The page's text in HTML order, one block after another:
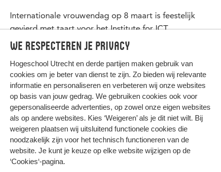
We respecteren je privacy
Hogeschool Utrecht en derde partijen maken gebruik van
cookies om je beter van dienst te zijn. Zo bieden wij relevante
informatie en personaliseren en verbeteren wij onze websites
op basis van jouw gedrag. We gebruiken cookies ook voor
gepersonaliseerde advertenties, op zowel onze eigen websites
als op andere websites. Kies ‘Weigeren’ als je dit niet wilt. Bij
weigeren plaatsen wij uitsluitend functionele cookies die
noodzakelijk zijn voor het technisch functioneren van de
website. Je kunt je keuze op elke website wijzigen op de
‘Cookies‘-pagina.
Internationale vrouwendag op 8 maart is feestelijk
gevierd met taart voor het Institute for ICT.
HIER KOMT ALLES SAMEN
Privacy
Cookies